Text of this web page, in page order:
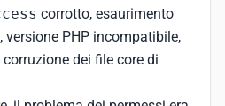
corrotto, esaurimento
versione PHP incompatibile,
dei file core di